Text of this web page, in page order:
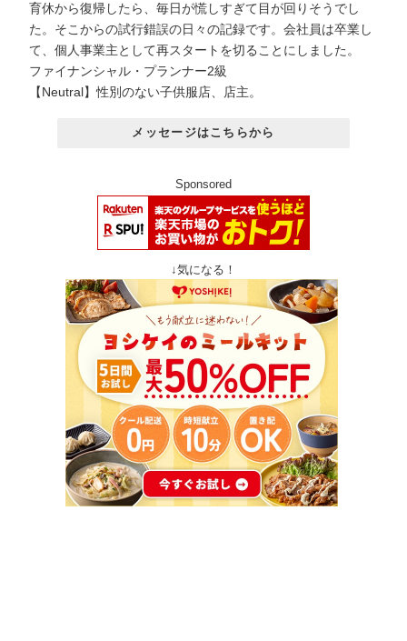
育休から復帰したら、毎日が慌しすぎて目が回りそうでし
た。そこからの試行錯誤の日々の記録です。会社員は卒業し
て、個人事業主として再スタートを切ることにしました。
ファイナンシャル・プランナー2級
【Neutral】性別のない子供服店、店主。
メッセージはこちらから
Sponsored
↓気になる！